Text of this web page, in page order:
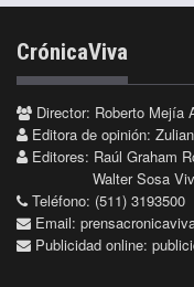
CrónicaViva
Director: Roberto Mejía
Editora de opinión:
Editores: Raúl Graham
Walter Sosa
Teléfono: (511) 3193500
Email:
Publicidad online: